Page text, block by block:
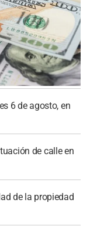
6 de agosto, en
de calle en
de la propiedad